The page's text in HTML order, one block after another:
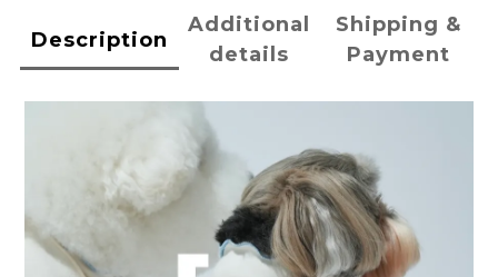
Description
Additional
details
Shipping &
Payment